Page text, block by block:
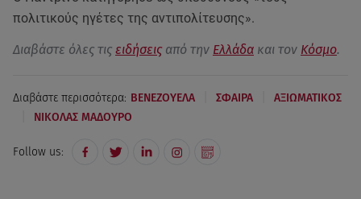
πολιτικούς ηγέτες της αντιπολίτευσης».
Διαβάστε όλες τις ειδήσεις από την Ελλάδα και τον Κόσμο.
Διαβάστε περισσότερα: ΒΕΝΕΖΟΥΕΛΑ ΣΦΑΙΡΑ ΑΞΙΩΜΑΤΙΚΟΣ
ΝΙΚΟΛΑΣ ΜΑΔΟΥΡΟ
Follow us: